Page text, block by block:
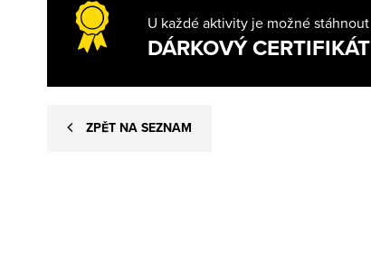
U každé aktivity je možné stáhnout
DÁRKOVÝ CERTIFIKÁT
ZPĚT NA SEZNAM